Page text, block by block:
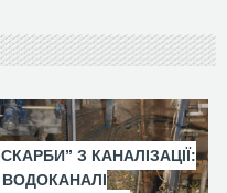
З КАНАЛІЗАЦІЇ:
ВОДОКАНАЛІ